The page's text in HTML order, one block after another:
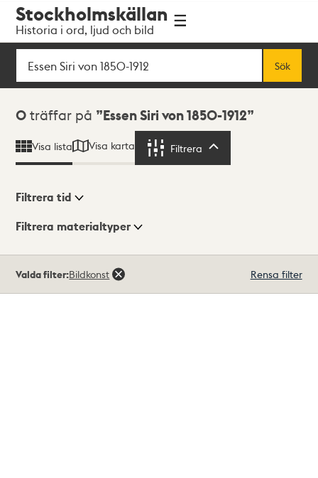
navigationen
huvudinnehållet
Stockholmskällan
Historia i ord, ljud och bild
Sök
Sök
Sökresultat
0 träffar på Essen Siri von 1850-1912
Visa lista Visa karta Filtrera
Visningsläge
Filtrera tid
Filtrera materialtyper
träffar
Valda filter:Bildkonst Rensa filter